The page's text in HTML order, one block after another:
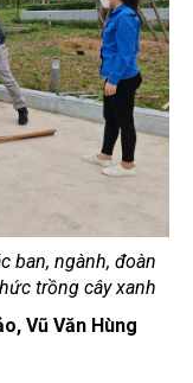
ban, ngành, đoàn
trồng cây xanh
Vũ Văn Hùng